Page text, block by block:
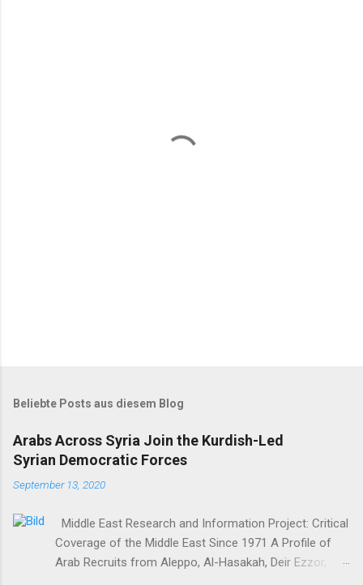
Beliebte Posts aus diesem Blog
Arabs Across Syria Join the Kurdish-Led
Syrian Democratic Forces
September 13, 2020
Middle East Research and Information Project: Critical
Coverage of the Middle East Since 1971 A Profile of
Arab Recruits from Aleppo, Al-Hasakah, Deir Ezzor,